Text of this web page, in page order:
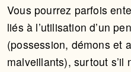
Vous pourrez parfois
liés à l’utilisation d’un
(possession, démons et
malveillants), surtout s’il